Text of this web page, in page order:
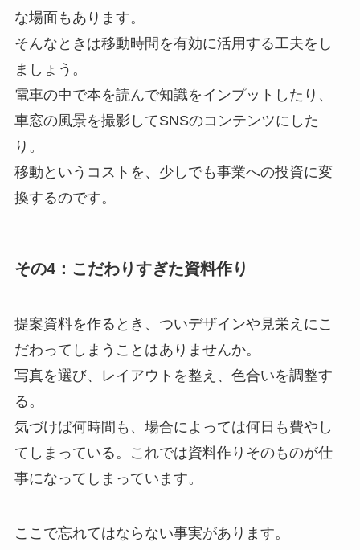
な場面もあります。
そんなときは移動時間を有効に活用する工夫をし
ましょう。
電車の中で本を読んで知識をインプットしたり、
車窓の風景を撮影してSNSのコンテンツにした
り。
移動というコストを、少しでも事業への投資に変
換するのです。
その4：こだわりすぎた資料作り
提案資料を作るとき、ついデザインや見栄えにこ
だわってしまうことはありませんか。
写真を選び、レイアウトを整え、色合いを調整す
る。
気づけば何時間も、場合によっては何日も費やし
てしまっている。これでは資料作りそのものが仕
事になってしまっています。
ここで忘れてはならない事実があります。